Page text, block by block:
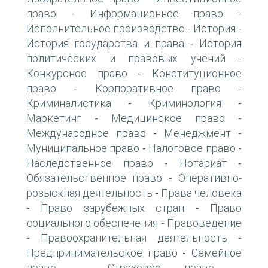
право - Информационное право -
Исполнительное производство - История -
История государства и права -
История
политических и правовых учений -
Конкурсное право -
Конституционное
право - Корпоративное право -
Криминалистика - Криминология -
Маркетинг - Медицинское право -
Международное право - Менеджмент -
Муниципальное право - Налоговое право -
Наследственное право - Нотариат -
Обязательственное право - Оперативно-
розыскная деятельность - Права человека
- Право зарубежных стран -
Право
социального обеспечения - Правоведение
- Правоохранительная деятельность -
Предпринимательское право - Семейное